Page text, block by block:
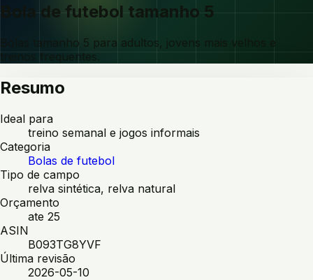
Bola de futebol tamanho 5
Bolas tamanho 5 para adultos, jovens mais velhos e
treinos frequentes.
Resumo
Ideal para
treino semanal e jogos informais
Categoria
Bolas de futebol
Tipo de campo
relva sintética, relva natural
Orçamento
ate 25
ASIN
B093TG8YVF
Última revisão
2026-05-10